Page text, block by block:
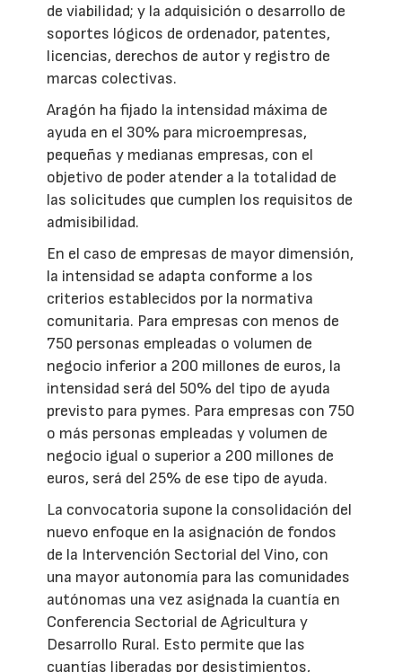
de viabilidad; y la adquisición o desarrollo de
soportes lógicos de ordenador, patentes,
licencias, derechos de autor y registro de
marcas colectivas.
Aragón ha fijado la intensidad máxima de
ayuda en el 30% para microempresas,
pequeñas y medianas empresas, con el
objetivo de poder atender a la totalidad de
las solicitudes que cumplen los requisitos de
admisibilidad.
En el caso de empresas de mayor dimensión,
la intensidad se adapta conforme a los
criterios establecidos por la normativa
comunitaria. Para empresas con menos de
750 personas empleadas o volumen de
negocio inferior a 200 millones de euros, la
intensidad será del 50% del tipo de ayuda
previsto para pymes. Para empresas con 750
o más personas empleadas y volumen de
negocio igual o superior a 200 millones de
euros, será del 25% de ese tipo de ayuda.
La convocatoria supone la consolidación del
nuevo enfoque en la asignación de fondos
de la Intervención Sectorial del Vino, con
una mayor autonomía para las comunidades
autónomas una vez asignada la cuantía en
Conferencia Sectorial de Agricultura y
Desarrollo Rural. Esto permite que las
cuantías liberadas por desistimientos,